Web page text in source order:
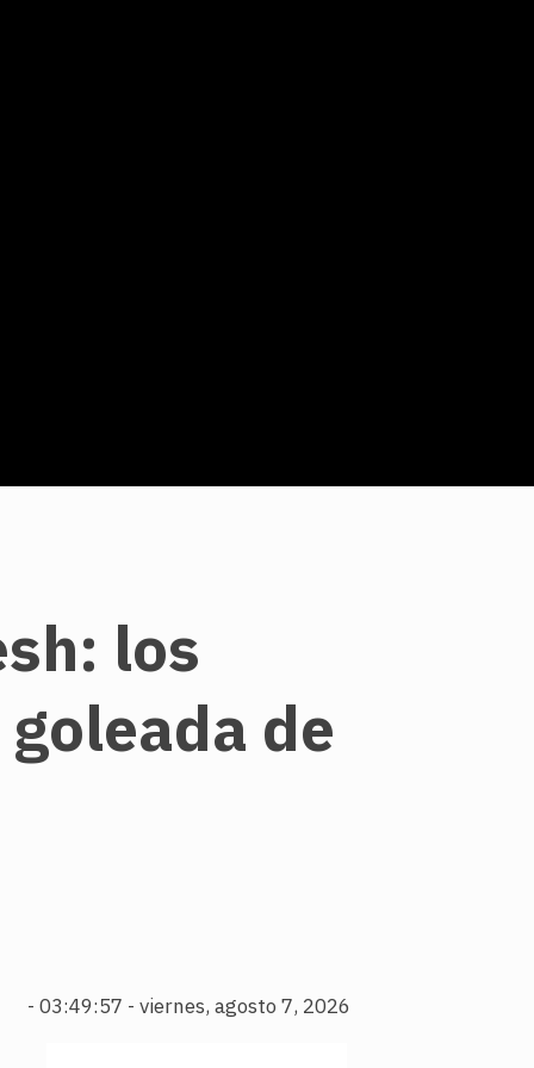
los
de
- 03:49:58 - viernes, agosto 7, 2026